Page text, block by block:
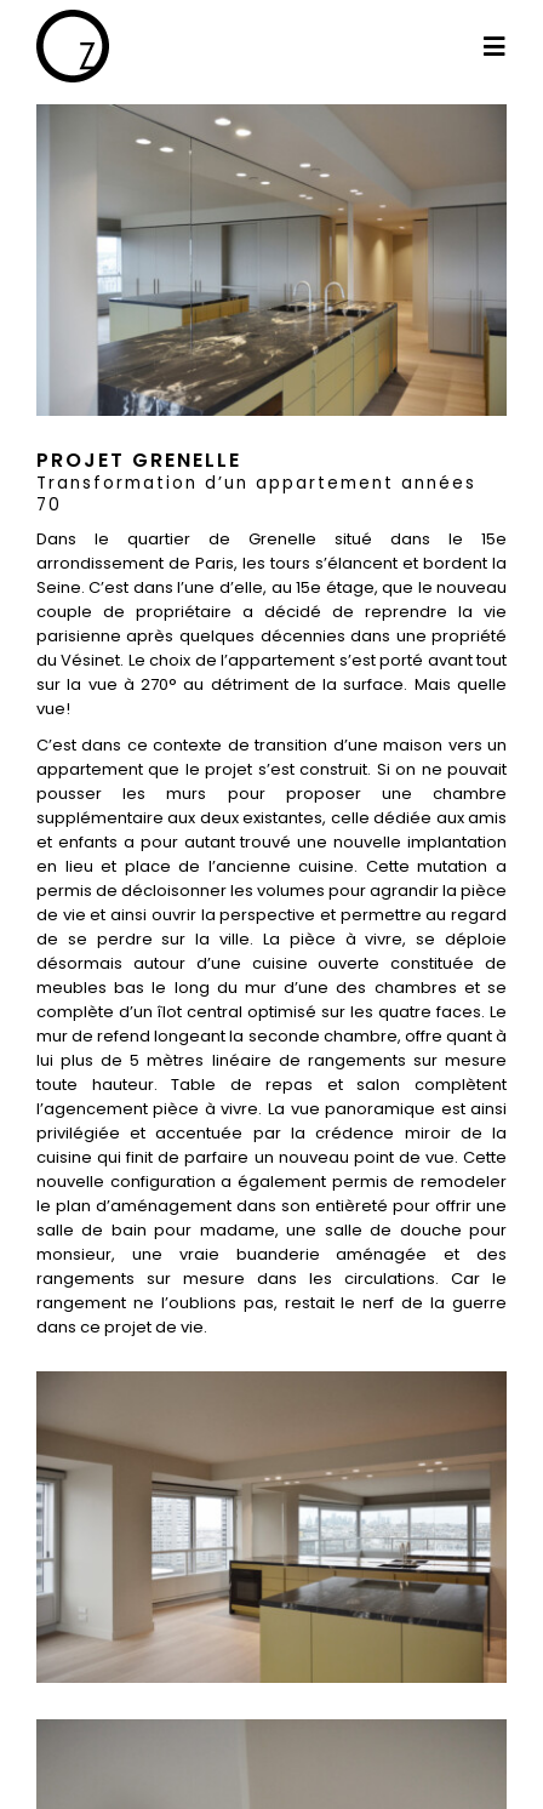
Passer
contenu
Les projets
Haut de gamme
Les témoignages
Les villes
Contact
PROJET GRENELLE
Transformation d’un appartement années
70
Dans le quartier de Grenelle situé dans le 15e
arrondissement de Paris, les tours s’élancent et bordent la
Seine. C’est dans l’une d’elle, au 15e étage, que le nouveau
couple de propriétaire a décidé de reprendre la vie
parisienne après quelques décennies dans une propriété
du Vésinet. Le choix de l’appartement s’est porté avant tout
sur la vue à 270° au détriment de la surface. Mais quelle
vue!
C’est dans ce contexte de transition d’une maison vers un
appartement que le projet s’est construit. Si on ne pouvait
pousser les murs pour proposer une chambre
supplémentaire aux deux existantes, celle dédiée aux amis
et enfants a pour autant trouvé une nouvelle implantation
en lieu et place de l’ancienne cuisine. Cette mutation a
permis de décloisonner les volumes pour agrandir la pièce
de vie et ainsi ouvrir la perspective et permettre au regard
de se perdre sur la ville. La pièce à vivre, se déploie
désormais autour d’une cuisine ouverte constituée de
meubles bas le long du mur d’une des chambres et se
complète d’un îlot central optimisé sur les quatre faces. Le
mur de refend longeant la seconde chambre, offre quant à
lui plus de 5 mètres linéaire de rangements sur mesure
toute hauteur. Table de repas et salon complètent
l’agencement pièce à vivre. La vue panoramique est ainsi
privilégiée et accentuée par la crédence miroir de la
cuisine qui finit de parfaire un nouveau point de vue. Cette
nouvelle configuration a également permis de remodeler
le plan d’aménagement dans son entièreté pour offrir une
salle de bain pour madame, une salle de douche pour
monsieur, une vraie buanderie aménagée et des
rangements sur mesure dans les circulations. Car le
rangement ne l’oublions pas, restait le nerf de la guerre
dans ce projet de vie.